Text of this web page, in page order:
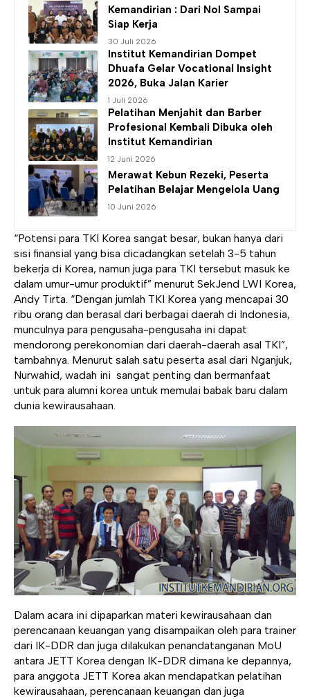
Kemandirian : Dari Nol Sampai
Siap Kerja
30 Juli 2026
Institut Kemandirian Dompet
Dhuafa Gelar Vocational Insight
2026, Buka Jalan Karier
1 Juli 2026
Pelatihan Menjahit dan Barber
Profesional Kembali Dibuka oleh
Institut Kemandirian
12 Juni 2026
Merawat Kebun Rezeki, Peserta
Pelatihan Belajar Mengelola Uang
10 Juni 2026
“Potensi para TKI Korea sangat besar, bukan hanya dari
sisi finansial yang bisa dicadangkan setelah 3-5 tahun
bekerja di Korea, namun juga para TKI tersebut masuk ke
dalam umur-umur produktif” menurut SekJend LWI Korea,
Andy Tirta. “Dengan jumlah TKI Korea yang mencapai 30
ribu orang dan berasal dari berbagai daerah di Indonesia,
munculnya para pengusaha-pengusaha ini dapat
mendorong perekonomian dari daerah-daerah asal TKI”,
tambahnya. Menurut salah satu peserta asal dari Nganjuk,
Nurwahid, wadah ini sangat penting dan bermanfaat
untuk para alumni korea untuk memulai babak baru dalam
dunia kewirausahaan.
Dalam acara ini dipaparkan materi kewirausahaan dan
perencanaan keuangan yang disampaikan oleh para trainer
dari IK-DDR dan juga dilakukan penandatanganan MoU
antara JETT Korea dengan IK-DDR dimana ke depannya,
para anggota JETT Korea akan mendapatkan pelatihan
kewirausahaan, perencanaan keuangan dan juga